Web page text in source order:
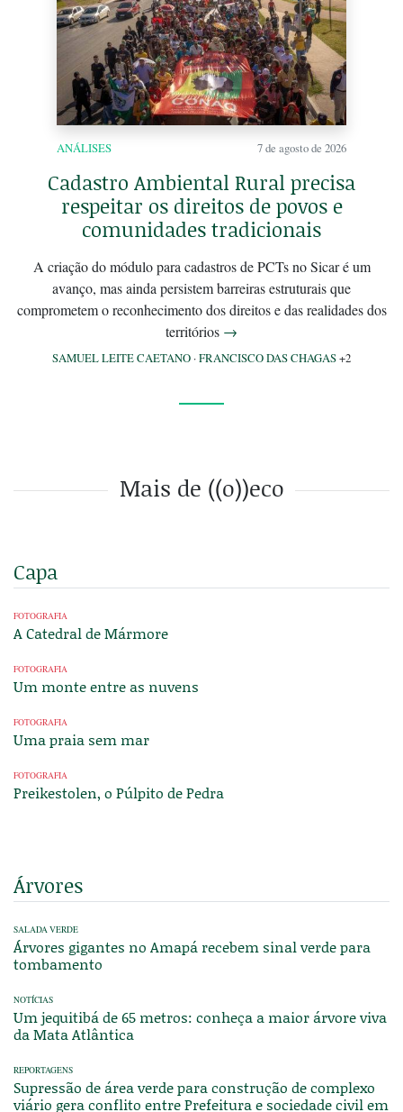
ANÁLISES 7 de agosto de 2026
Cadastro Ambiental Rural precisa
respeitar os direitos de povos e
comunidades tradicionais
A criação do módulo para cadastros de PCTs no Sicar é um
avanço, mas ainda persistem barreiras estruturais que
comprometem o reconhecimento dos direitos e das realidades dos
territórios →
SAMUEL LEITE CAETANO ·FRANCISCO DAS CHAGAS+2
Mais de ((o))eco
Capa
FOTOGRAFIA
A Catedral de Mármore
FOTOGRAFIA
Um monte entre as nuvens
FOTOGRAFIA
Uma praia sem mar
FOTOGRAFIA
Preikestolen, o Púlpito de Pedra
Árvores
SALADA VERDE
Árvores gigantes no Amapá recebem sinal verde para
tombamento
NOTÍCIAS
Um jequitibá de 65 metros: conheça a maior árvore viva
da Mata Atlântica
REPORTAGENS
Supressão de área verde para construção de complexo
viário gera conflito entre Prefeitura e sociedade civil em